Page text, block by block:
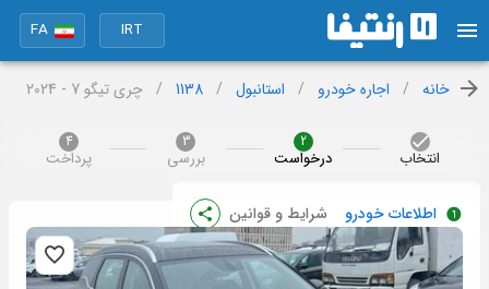
IRT
FA
خانه / اجاره خودرو / استانبول /
1138
/ چری تیگو 7 - 2024
انتخاب
2
درخواست
3
بررسی
4
پرداخت
اطلاعات خودرو شرایط و قوانین